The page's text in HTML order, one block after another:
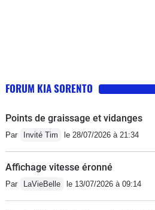
FORUM KIA SORENTO
Points de graissage et vidanges
Par Invité Tim le 28/07/2026 à 21:34
Affichage vitesse éronné
Par LaVieBelle le 13/07/2026 à 09:14